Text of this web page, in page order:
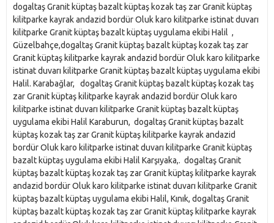
dogaltaş Granit küptaş bazalt küptaş kozak taş zar Granit küptaş
kilitparke kayrak andazid bordür Oluk karo kilitparke istinat duvarı
kilitparke Granit küptaş bazalt küptaş uygulama ekibi Halil ,
Güzelbahçe,dogaltaş Granit küptaş bazalt küptaş kozak taş zar
Granit küptaş kilitparke kayrak andazid bordür Oluk karo kilitparke
istinat duvarı kilitparke Granit küptaş bazalt küptaş uygulama ekibi
Halil. Karabağlar, dogaltaş Granit küptaş bazalt küptaş kozak taş
zar Granit küptaş kilitparke kayrak andazid bordür Oluk karo
kilitparke istinat duvarı kilitparke Granit küptaş bazalt küptaş
uygulama ekibi Halil Karaburun, dogaltaş Granit küptaş bazalt
küptaş kozak taş zar Granit küptaş kilitparke kayrak andazid
bordür Oluk karo kilitparke istinat duvarı kilitparke Granit küptaş
bazalt küptaş uygulama ekibi Halil Karşıyaka,. dogaltaş Granit
küptaş bazalt küptaş kozak taş zar Granit küptaş kilitparke kayrak
andazid bordür Oluk karo kilitparke istinat duvarı kilitparke Granit
küptaş bazalt küptaş uygulama ekibi Halil, Kınık, dogaltaş Granit
küptaş bazalt küptaş kozak taş zar Granit küptaş kilitparke kayrak